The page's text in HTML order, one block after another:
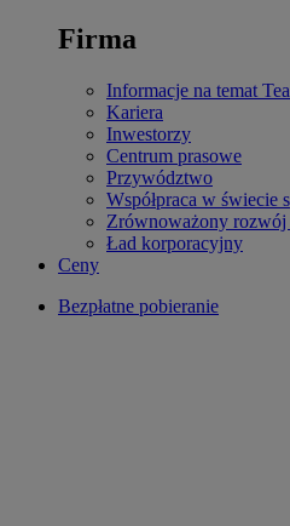
Firma
Informacje na temat
Kariera
Inwestorzy
Centrum prasowe
Przywództwo
Współpraca w świecie
Zrównoważony rozwój
Ład korporacyjny
Ceny
Bezpłatne pobieranie